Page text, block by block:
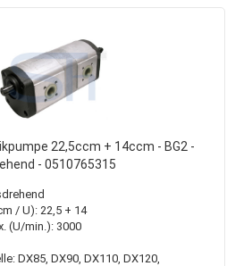
22,5ccm + 14ccm - BG2 -
- 0510765315
/ U): 22,5 + 14
(U/min.): 3000
DX85, DX90, DX110, DX120,